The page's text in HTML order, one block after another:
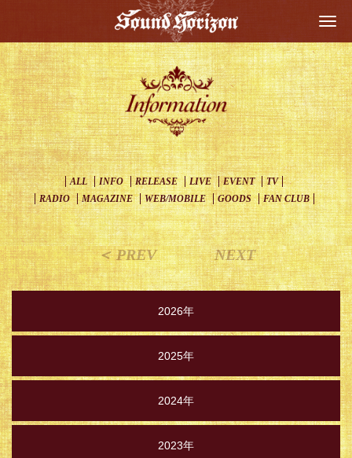
ALL INFO RELEASE LIVE EVENT
TV
RADIO
MAGAZINE WEB/MOBILE GOODS FAN CLUB
＜ PREV NEXT
2026年
2025年
2024年
2023年